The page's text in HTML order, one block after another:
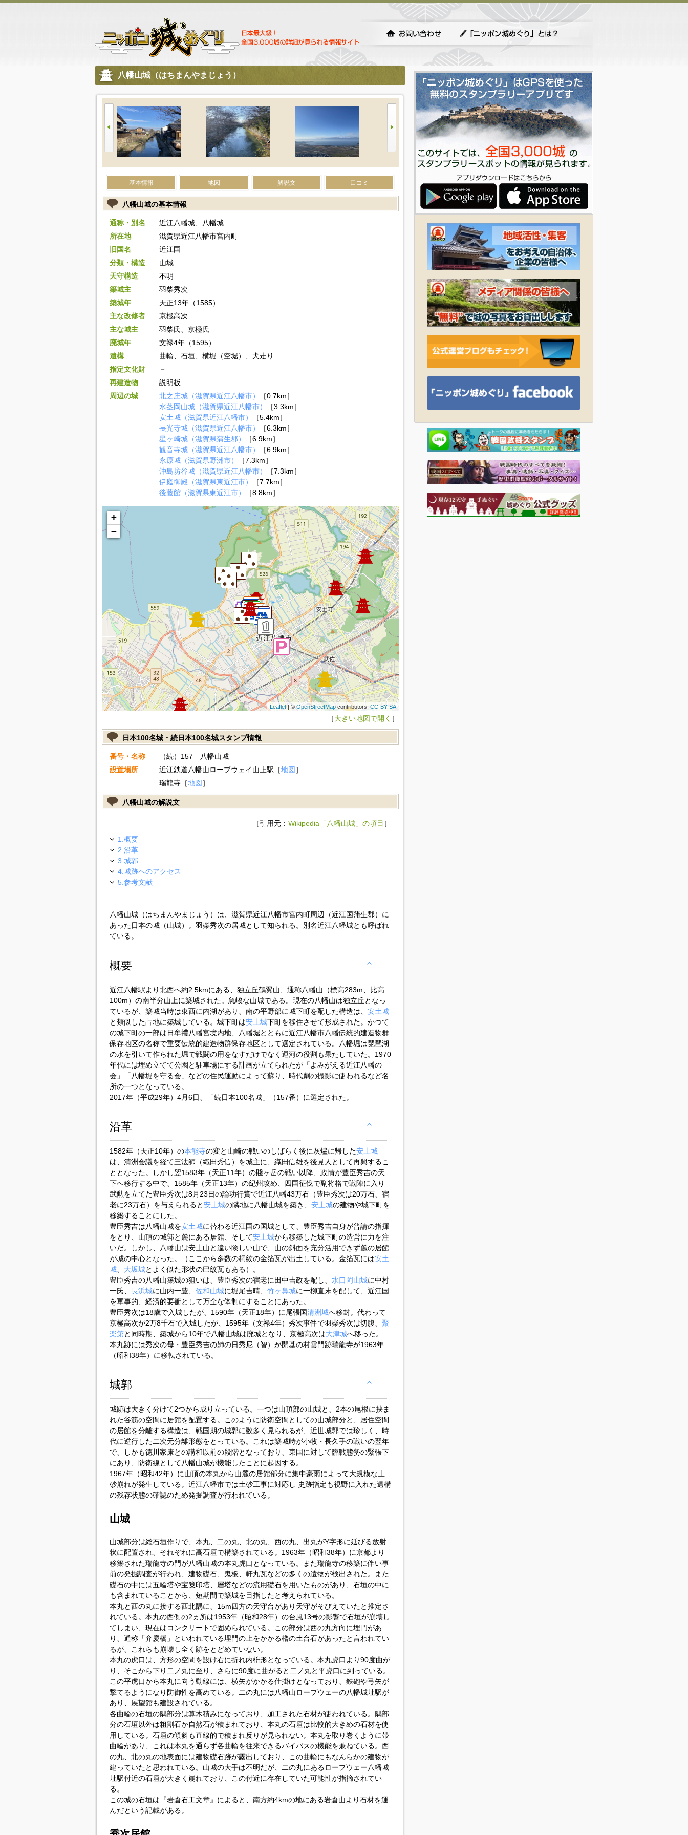
八幡山城（はちまんやまじょう）
基本情報 地図 解説文 口コミ
八幡山城の基本情報
通称・別名
近江八幡城、八幡城
所在地
滋賀県近江八幡市宮内町
旧国名
近江国
分類・構造
山城
天守構造
不明
築城主
羽柴秀次
築城年
天正13年（1585）
主な改修者
京極高次
主な城主
羽柴氏、京極氏
廃城年
文禄4年（1595）
遺構
曲輪、石垣、横堀（空堀）、犬走り
指定文化財
－
再建造物
説明板
周辺の城
北之庄城（滋賀県近江八幡市）
［0.7km］
水茎岡山城（滋賀県近江八幡市）
［3.3km］
安土城（滋賀県近江八幡市）
［5.4km］
長光寺城（滋賀県近江八幡市）
［6.3km］
星ヶ崎城（滋賀県蒲生郡）
［6.9km］
観音寺城（滋賀県近江八幡市）
［6.9km］
永原城（滋賀県野洲市）
［7.3km］
沖島坊谷城（滋賀県近江八幡市）
［7.3km］
伊庭御殿（滋賀県東近江市）
［7.7km］
後藤館（滋賀県東近江市）
［8.8km］
+
−
Leaflet| © OpenStreetMapcontributors, CC-BY-SA
［大きい地図で開く ］
日本100名城・続日本100名城スタンプ情報
番号・名称
（続）157 八幡山城
設置場所
近江鉄道八幡山ロープウェイ山上駅［地図 ］
瑞龍寺［地図 ］
八幡山城の解説文
［引用元： Wikipedia「八幡山城」の項目 ］
1.概要
2.沿革
3.城郭
4.城跡へのアクセス
5.参考文献
八幡山城（はちまんやまじょう）は、滋賀県近江八幡市宮内町周辺（近江国蒲生郡）に
あった日本の城（山城）。羽柴秀次の居城として知られる。別名近江八幡城とも呼ばれ
ている。
概要
近江八幡駅より北西へ約2.5kmにある、独立丘鶴翼山、通称八幡山（標高283m、比高
100m）の南半分山上に築城された。急峻な山城である。現在の八幡山は独立丘となっ
ているが、築城当時は東西に内湖があり、南の平野部に城下町を配した構造は、 安土城
と類似した占地に築城している。城下町は安土城下町を移住させて形成された。かつて
の城下町の一部は日牟禮八幡宮境内地、八幡堀とともに近江八幡市八幡伝統的建造物群
保存地区の名称で重要伝統的建造物群保存地区として選定されている。八幡堀は琵琶湖
の水を引いて作られた堀で戦闘の用をなすだけでなく運河の役割も果たしていた。1970
年代には埋め立てて公園と駐車場にする計画が立てられたが「よみがえる近江八幡の
会」「八幡堀を守る会」などの住民運動によって蘇り、時代劇の撮影に使われるなど名
所の一つとなっている。
2017年（平成29年）4月6日、「続日本100名城」（157番）に選定された。
沿革
1582年（天正10年）の本能寺の変と山崎の戦いのしばらく後に灰燼に帰した安土城
は、清洲会議を経て三法師（織田秀信）を城主に、織田信雄を後見人として再興するこ
ととなった。しかし翌1583年（天正11年）の賤ヶ岳の戦い以降、政情が豊臣秀吉の天
下へ移行する中で、1585年（天正13年）の紀州攻め、四国征伐で副将格で戦陣に入り
武勲を立てた豊臣秀次は8月23日の論功行賞で近江八幡43万石（豊臣秀次は20万石、宿
老に23万石）を与えられると安土城の隣地に八幡山城を築き、 安土城の建物や城下町を
移築することにした。
豊臣秀吉は八幡山城を安土城に替わる近江国の国城として、豊臣秀吉自身が普請の指揮
をとり、山頂の城郭と麓にある居館、そして安土城から移築した城下町の造営に力を注
いだ。しかし、八幡山は安土山と違い険しい山で、山の斜面を充分活用できず麓の居館
が城の中心となった。（ここから多数の桐紋の金箔瓦が出土している。金箔瓦には安土
城、 大坂城とよく似た形状の巴紋瓦もある）。
豊臣秀吉の八幡山築城の狙いは、豊臣秀次の宿老に田中吉政を配し、 水口岡山城に中村
一氏、 長浜城に山内一豊、 佐和山城に堀尾吉晴、 竹ヶ鼻城に一柳直末を配して、近江国
を軍事的、経済的要衝として万全な体制にすることにあった。
豊臣秀次は18歳で入城したが、1590年（天正18年）に尾張国清洲城へ移封。代わって
京極高次が2万8千石で入城したが、1595年（文禄4年）秀次事件で羽柴秀次は切腹、 聚
楽第と同時期、築城から10年で八幡山城は廃城となり、京極高次は大津城へ移った。
本丸跡には秀次の母・豊臣秀吉の姉の日秀尼（智）が開基の村雲門跡瑞龍寺が1963年
（昭和38年）に移転されている。
城郭
城跡は大きく分けて2つから成り立っている。一つは山頂部の山城と、2本の尾根に挟ま
れた谷筋の空間に居館を配置する。このように防衛空間としての山城部分と、居住空間
の居館を分離する構造は、戦国期の城郭に数多く見られるが、近世城郭では珍しく、時
代に逆行した二次元分離形態をとっている。これは築城時が小牧・長久手の戦いの翌年
で、しかも徳川家康との講和以前の段階となっており、東国に対して臨戦態勢の緊張下
にあり、防衛線として八幡山城が機能したことに起因する。
1967年（昭和42年）に山頂の本丸から山麓の居館部分に集中豪雨によって大規模な土
砂崩れが発生している。近江八幡市では土砂工事に対応し 史跡指定も視野に入れた遺構
の残存状態の確認のため発掘調査が行われている。
山城
山城部分は総石垣作りで、本丸、二の丸、北の丸、西の丸、出丸がY字形に延びる放射
状に配置され、それぞれに高石垣で構築されている。1963年（昭和38年）に京都より
移築された瑞龍寺の門が八幡山城の本丸虎口となっている。また瑞龍寺の移築に伴い事
前の発掘調査が行われ、建物礎石、鬼板、軒丸瓦などの多くの遺物が検出された。また
礎石の中には五輪塔や宝篋印塔、層塔などの流用礎石を用いたものがあり、石垣の中に
も含まれていることから、短期間で築城を目指したと考えられている。
本丸と西の丸に接する西北隅に、15m四方の天守台があり天守がそびえていたと推定さ
れている。本丸の西側の2ヵ所は1953年（昭和28年）の台風13号の影響で石垣が崩壊し
てしまい、現在はコンクリートで固められている。この部分は西の丸方向に埋門があ
り、通称「弁慶橋」といわれている埋門の上をかかる櫓の土台石があったと言われてい
るが、これらも崩壊し全く跡をとどめていない。
本丸の虎口は、方形の空間を設け右に折れ内枡形となっている。本丸虎口より90度曲が
り、そこから下り二ノ丸に至り、さらに90度に曲がると二ノ丸と平虎口に到っている。
この平虎口から本丸に向う動線には、横矢がかかる仕掛けとなっており、鉄砲や弓矢が
撃てるようになり防御性を高めている。二の丸には八幡山ロープウェーの八幡城址駅が
あり、展望館も建設されている。
各曲輪の石垣の隅部分は算木積みになっており、加工された石材が使われている。隅部
分の石垣以外は粗割石か自然石が積まれており、本丸の石垣は比較的大きめの石材を使
用している。石垣の傾斜も直線的で積まれ反りが見られない。本丸を取り巻くように帯
曲輪があり、これは本丸を通らず各曲輪を往来できるバイパスの機能を兼ねている。西
の丸、北の丸の地表面には建物礎石跡が露出しており、この曲輪にもなんらかの建物が
建っていたと思われている。山城の大手は不明だが、二の丸にあるロープウェー八幡城
址駅付近の石垣が大きく崩れており、この付近に存在していた可能性が指摘されてい
る。
この城の石垣は『岩倉石工文章』によると、南方約4kmの地にある岩倉山より石材を運
んだという記載がある。